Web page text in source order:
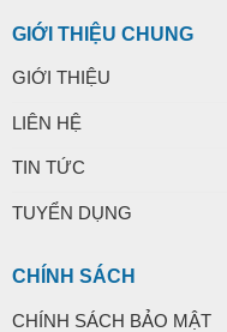
GIỚI THIỆU CHUNG
GIỚI THIỆU
LIÊN HỆ
TIN TỨC
TUYỂN DỤNG
CHÍNH SÁCH
CHÍNH SÁCH BẢO MẬT